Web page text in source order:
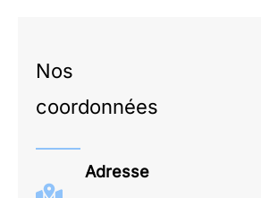
Nos
coordonnées
Adresse